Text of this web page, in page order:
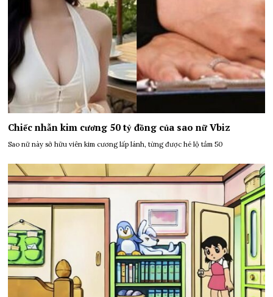
Chiếc nhẫn kim cương 50 tỷ đồng của sao nữ Vbiz
Sao nữ này sở hữu viên kim cương lấp lánh, từng được hé lộ tầm 50